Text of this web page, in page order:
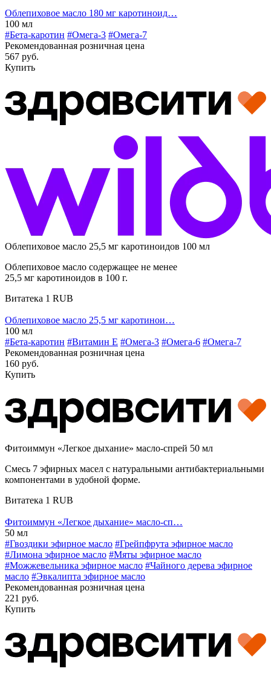
Облепиховое масло 180 мг каротиноид…
100 мл
#Бета-каротин #Омега-3 #Омега-7
Рекомендованная розничная цена
567 руб.
Купить
Облепиховое масло 25,5 мг каротиноидов 100 мл
Облепиховое масло содержащее не менее
25,5 мг каротиноидов в 100 г.
Витатека 1 RUB
Облепиховое масло 25,5 мг каротинои…
100 мл
#Бета-каротин #Витамин E #Омега-3 #Омега-6 #Омега-7
Рекомендованная розничная цена
160 руб.
Купить
Фитоиммун «Легкое дыхание» масло-спрей 50 мл
Смесь 7 эфирных масел с натуральными антибактериальными
компонентами в удобной форме.
Витатека 1 RUB
Фитоиммун «Легкое дыхание» масло-сп…
50 мл
#Гвоздики эфирное масло #Грейпфрута эфирное масло
#Лимона эфирное масло #Мяты эфирное масло
#Можжевельника эфирное масло #Чайного дерева эфирное
масло #Эвкалипта эфирное масло
Рекомендованная розничная цена
221 руб.
Купить